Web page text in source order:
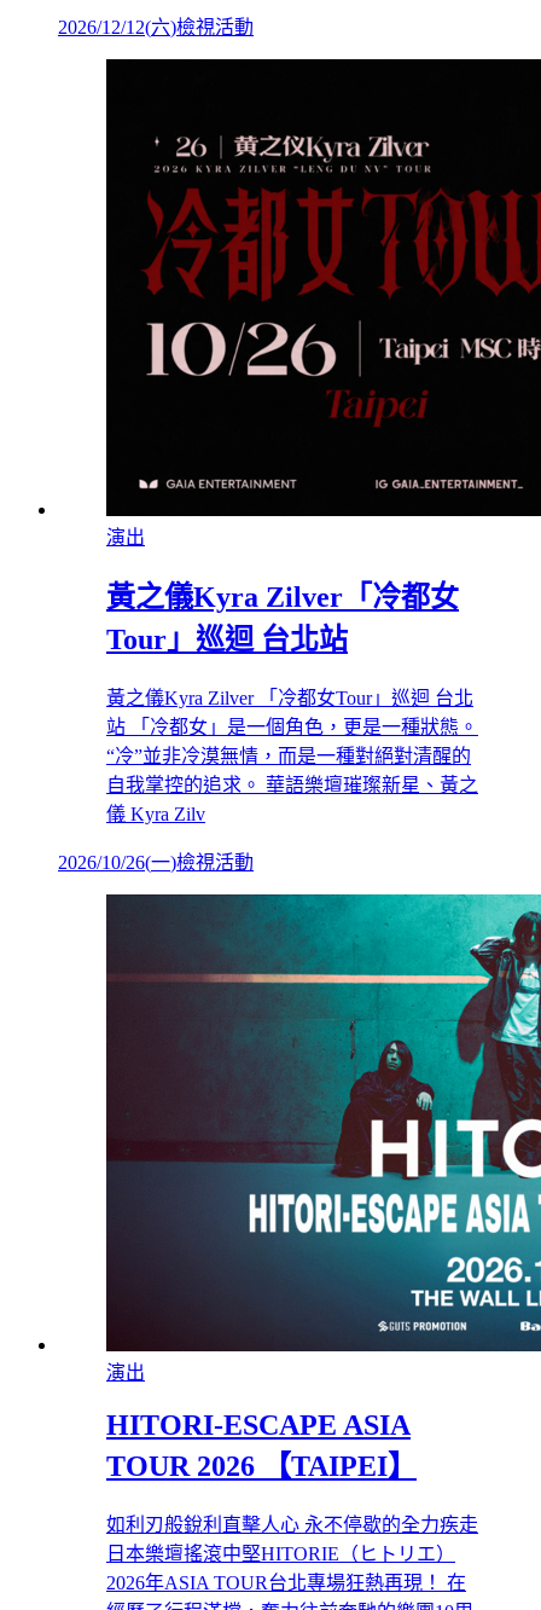
2026/12/12(六)檢視活動
演出
黃之儀Kyra Zilver「冷都女
Tour」巡迴 台北站
黃之儀Kyra Zilver 「冷都女Tour」巡迴 台北
站 「冷都女」是一個角色，更是一種狀態。
“冷”並非冷漠無情，而是一種對絕對清醒的
自我掌控的追求。 華語樂壇璀璨新星、黃之
儀 Kyra Zilv
2026/10/26(一)檢視活動
演出
HITORI-ESCAPE ASIA
TOUR 2026 【TAIPEI】
如利刃般銳利直擊人心 永不停歇的全力疾走
日本樂壇搖滾中堅HITORIE（ヒトリエ）
2026年ASIA TOUR台北專場狂熱再現！ 在